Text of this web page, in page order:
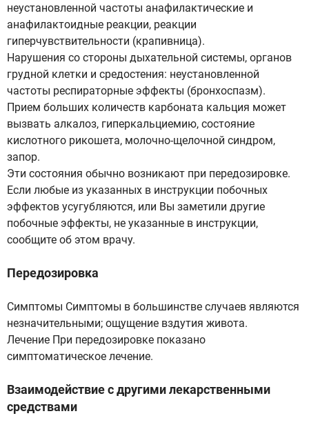
неустановленной частоты анафилактические и
анафилактоидные реакции, реакции
гиперчувствительности (крапивница).
Нарушения со стороны дыхательной системы, органов
грудной клетки и средостения: неустановленной
частоты респираторные эффекты (бронхоспазм).
Прием больших количеств карбоната кальция может
вызвать алкалоз, гиперкальциемию, состояние
кислотного рикошета, молочно-щелочной синдром,
запор.
Эти состояния обычно возникают при передозировке.
Если любые из указанных в инструкции побочных
эффектов усугубляются, или Вы заметили другие
побочные эффекты, не указанные в инструкции,
сообщите об этом врачу.
Передозировка
Симптомы Симптомы в большинстве случаев являются
незначительными; ощущение вздутия живота.
Лечение При передозировке показано
симптоматическое лечение.
Взаимодействие с другими лекарственными
средствами